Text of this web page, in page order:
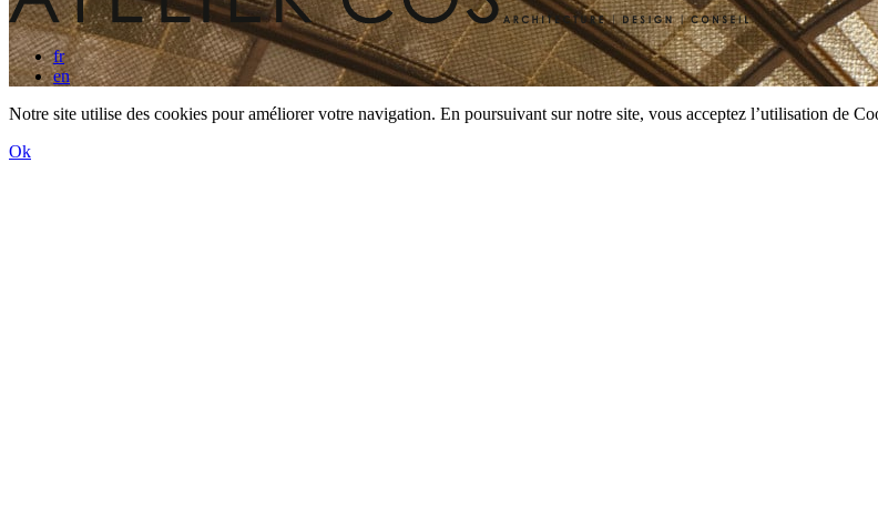
fr
en
Notre site utilise des cookies pour améliorer votre navigation. En poursuivant sur notre site, vous acceptez l’utilisation de
Ok